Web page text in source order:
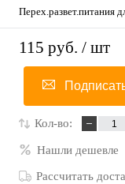
Перех.развет.питания
115 руб. / шт
Кол-во:
Нашли дешевле
Рассчитать